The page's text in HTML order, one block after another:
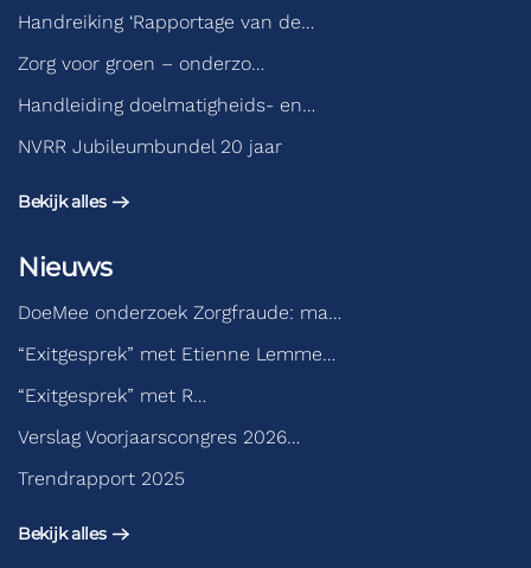
Handreiking ‘Rapportage van de…
Zorg voor groen – onderzo…
Handleiding doelmatigheids- en…
NVRR Jubileumbundel 20 jaar
Bekijk alles
Nieuws
DoeMee onderzoek Zorgfraude: ma…
“Exitgesprek” met Etienne Lemme…
“Exitgesprek” met R…
Verslag Voorjaarscongres 2026…
Trendrapport 2025
Bekijk alles